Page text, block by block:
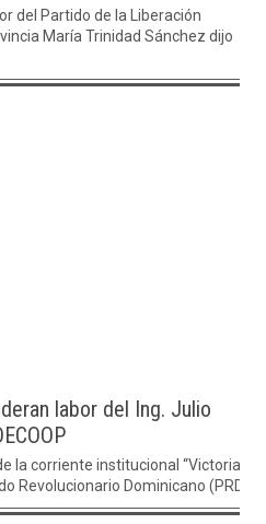
del Partido de la Liberación
María Trinidad Sánchez dijo
labor del Ing. Julio
la corriente institucional “Victoria
Revolucionario Dominicano (PRD),...